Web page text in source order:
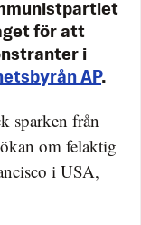
för att
i
AP.
sparken från
om felaktig
i USA,